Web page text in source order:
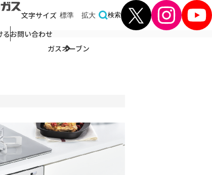
文字サイズ 標準 拡大 検索
るお問い合わせ
ガスオーブン